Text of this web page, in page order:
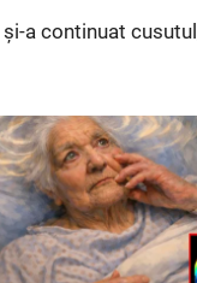
a continuat